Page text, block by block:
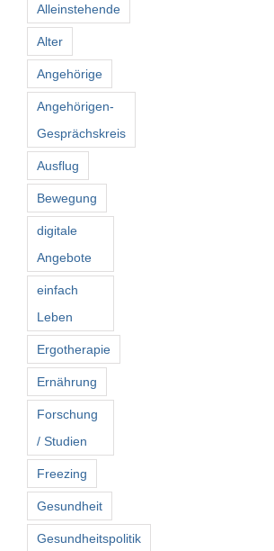
Alleinstehende
Alter
Angehörige
Angehörigen-
Gesprächskreis
Ausflug
Bewegung
digitale
Angebote
einfach
Leben
Ergotherapie
Ernährung
Forschung
/ Studien
Freezing
Gesundheit
Gesundheitspolitik